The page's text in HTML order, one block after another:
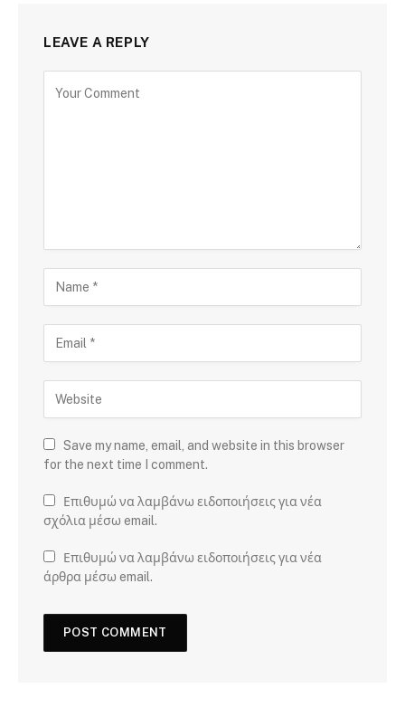
LEAVE A REPLY
Save my name, email, and website in this browser
for the next time I comment.
Επιθυμώ να λαμβάνω ειδοποιήσεις για νέα
σχόλια μέσω email.
Επιθυμώ να λαμβάνω ειδοποιήσεις για νέα
άρθρα μέσω email.